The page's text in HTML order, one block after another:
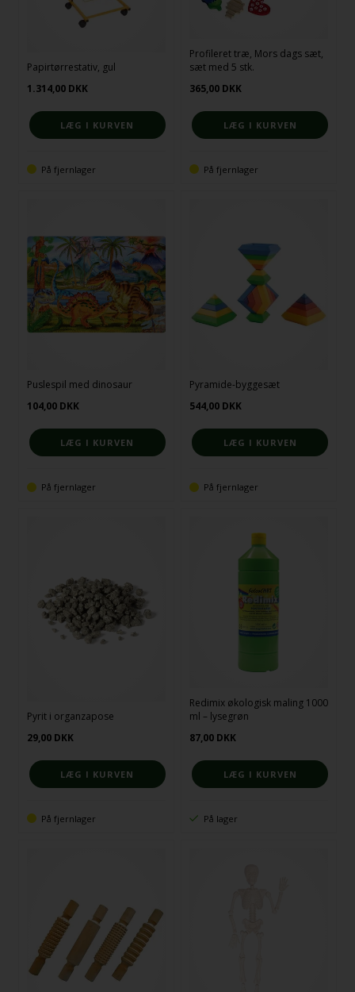
Papirtørrestativ, gul
1.314,00 DKK
På fjernlager
Profileret træ, Mors dags sæt,
sæt med 5 stk.
365,00 DKK
På fjernlager
Puslespil med dinosaur
104,00 DKK
På fjernlager
Pyramide-byggesæt
544,00 DKK
På fjernlager
Pyrit i organzapose
29,00 DKK
På fjernlager
Redimix økologisk maling 1000
ml – lysegrøn
87,00 DKK
På lager